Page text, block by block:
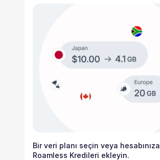
Bir veri planı seçin veya hesabınıza
Roamless Kredileri ekleyin.